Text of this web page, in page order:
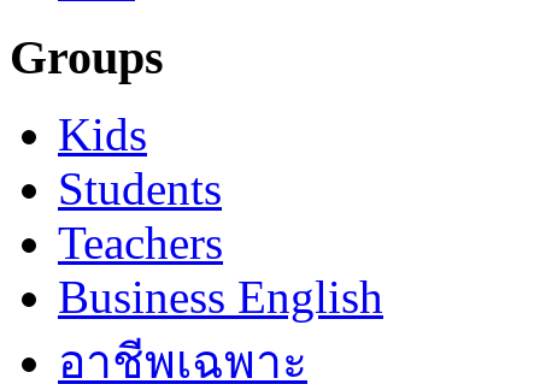
Groups
Kids
Students
Teachers
Business English
อาชีพเฉพาะ